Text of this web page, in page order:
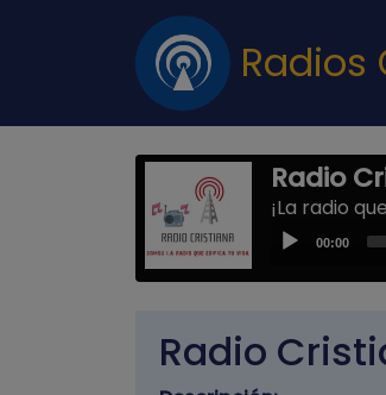
Radios
Radio
¡La radio
Audio00:00
Radio